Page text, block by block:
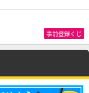
事前登録くじ